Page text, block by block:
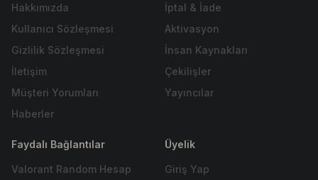
Hakkımızda
Kullanıcı Sözleşmesi
Gizlilik Sözleşmesi
İletişim
Müşteri Yorumları
Haberler
İptal & İade
Aktivasyon
İnsan Kaynakları
Çekilişler
Yayıncılar
Faydalı Bağlantılar
Valorant Random Hesap
Üyelik
Giriş Yap